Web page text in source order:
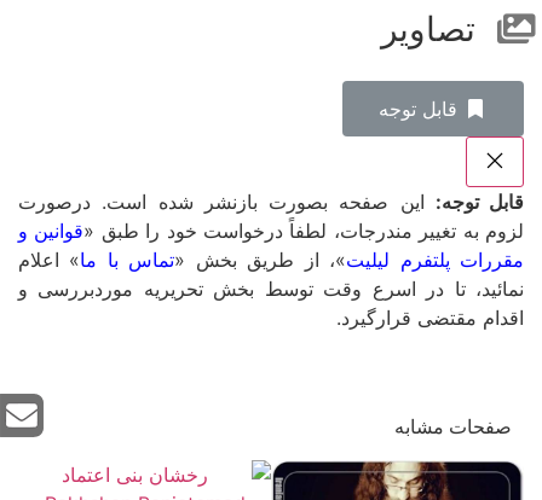
تصاویر
‌قابل توجه
قابل توجه: این صفحه بصورت بازنشر شده است. درصورت
لزوم به تغییر مندرجات، لطفاً درخواست خود را طبق «قوانین و
مقررات پلتفرم لیلیت»، از طریق بخش «تماس با ما» اعلام
نمائید، تا در اسرع وقت توسط بخش تحریریه موردبررسی و
اقدام مقتضی قرارگیرد.
صفحات مشابه